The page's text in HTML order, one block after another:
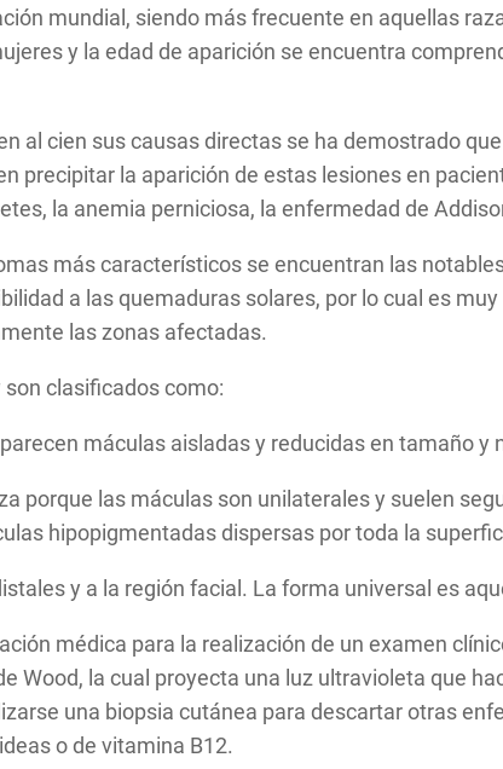
mundial, siendo más frecuente en aquellas
y la edad de aparición se encuentra
al cien sus causas directas se ha demostrado
precipitar la aparición de estas lesiones en
la anemia perniciosa, la enfermedad de
más característicos se encuentran las
a las quemaduras solares, por lo cual es
las zonas afectadas.
clasificados como:
máculas aisladas y reducidas en tamaño y
porque las máculas son unilaterales y suelen
hipopigmentadas dispersas por toda la
y a la región facial. La forma universal es
médica para la realización de un examen
Wood, la cual proyecta una luz ultravioleta que
una biopsia cutánea para descartar otras
o de vitamina B12.